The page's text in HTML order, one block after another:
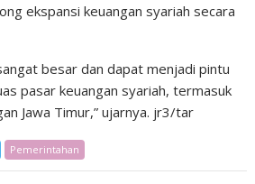
ekspansi keuangan syariah secara
besar dan dapat menjadi pintu
pasar keuangan syariah, termasuk
Jawa Timur,” ujarnya. jr3/tar
Pemerintahan